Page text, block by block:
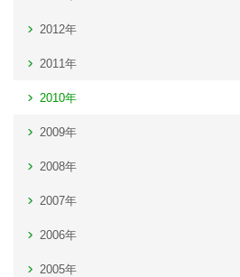
2012年
2011年
2010年
2009年
2008年
2007年
2006年
2005年